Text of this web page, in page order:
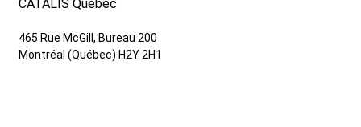
CATALIS Québec
465 Rue McGill, Bureau 200
Montréal (Québec) H2Y 2H1